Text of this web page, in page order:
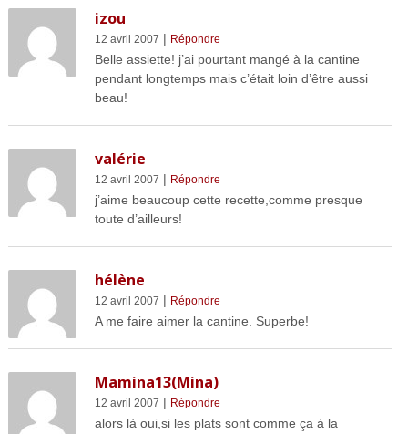
izou
12 avril 2007 | Répondre
Belle assiette! j’ai pourtant mangé à la cantine
pendant longtemps mais c’était loin d’être aussi
beau!
valérie
12 avril 2007 | Répondre
j’aime beaucoup cette recette,comme presque
toute d’ailleurs!
hélène
12 avril 2007 | Répondre
A me faire aimer la cantine. Superbe!
Mamina13(Mina)
12 avril 2007 | Répondre
alors là oui,si les plats sont comme ça à la